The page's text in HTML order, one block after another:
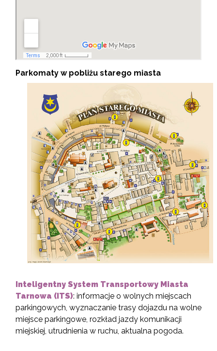
Parkomaty w pobliżu starego miasta
Inteligentny System Transportowy Miasta
Tarnowa (ITS): informacje o wolnych miejscach
parkingowych, wyznaczanie trasy dojazdu na wolne
miejsce parkingowe, rozkład jazdy komunikacji
miejskiej, utrudnienia w ruchu, aktualna pogoda.